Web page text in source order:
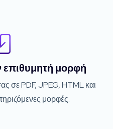
μορφή
σε PDF, JPEG, HTML και
μορφές.